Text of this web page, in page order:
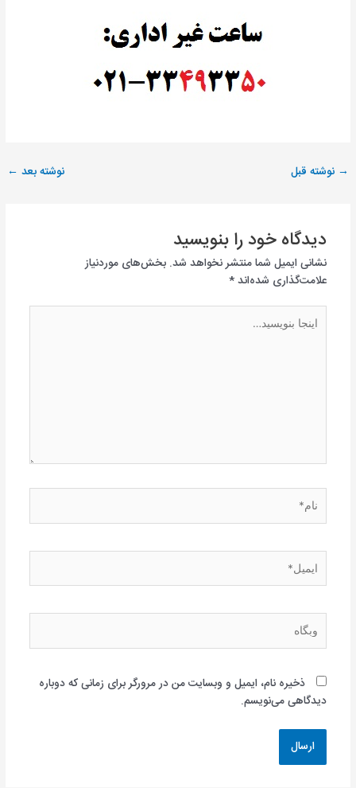
→ نوشته قبل نوشته بعد ←
دیدگاه‌ خود را بنویسید
نشانی ایمیل شما منتشر نخواهد شد. بخش‌های موردنیاز
علامت‌گذاری شده‌اند*
بنویسید…
وبگاه
ذخیره نام، ایمیل و وبسایت من در مرورگر برای زمانی که دوباره
دیدگاهی می‌نویسم.